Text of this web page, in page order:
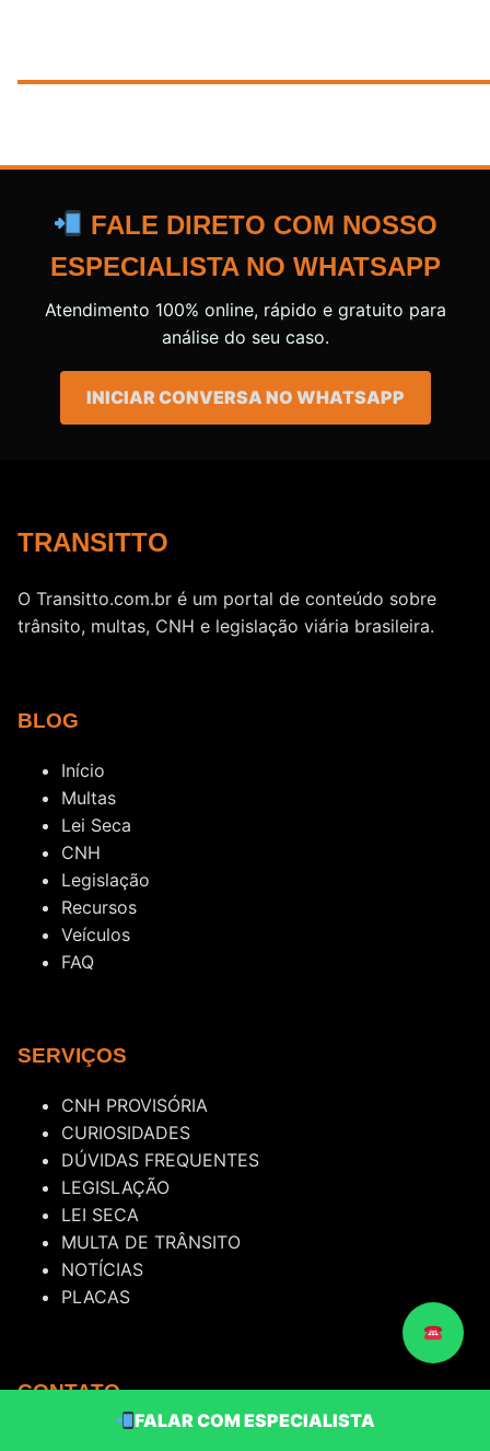
FALE DIRETO COM NOSSO
ESPECIALISTA NO WHATSAPP
Atendimento 100% online, rápido e gratuito para
análise do seu caso.
INICIAR CONVERSA NO WHATSAPP
TRANSITTO
O Transitto.com.br é um portal de conteúdo sobre
trânsito, multas, CNH e legislação viária brasileira.
BLOG
Início
Multas
Lei Seca
CNH
Legislação
Recursos
Veículos
FAQ
SERVIÇOS
CNH PROVISÓRIA
CURIOSIDADES
DÚVIDAS FREQUENTES
LEGISLAÇÃO
LEI SECA
MULTA DE TRÂNSITO
NOTÍCIAS
PLACAS
CONTATO
FALAR COM ESPECIALISTA